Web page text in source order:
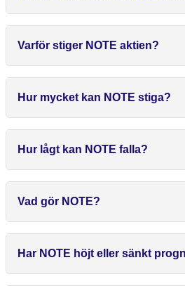
Varför stiger NOTE aktien?
Hur mycket kan NOTE stiga?
Hur lågt kan NOTE falla?
Vad gör NOTE?
Har NOTE höjt eller sänkt